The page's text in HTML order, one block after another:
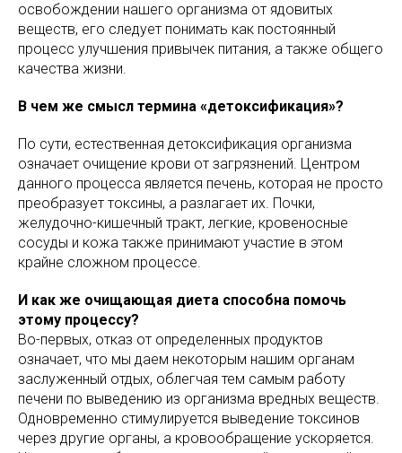
освобождении нашего организма от ядовитых
веществ, его следует понимать как постоянный
процесс улучшения привычек питания, а также общего
качества жизни.
В чем же смысл термина «детоксификация»?
По сути, естественная детоксификация организма
означает очищение крови от загрязнений. Центром
данного процесса является печень, которая не просто
преобразует токсины, а разлагает их. Почки,
желудочно-кишечный тракт, легкие, кровеносные
сосуды и кожа также принимают участие в этом
крайне сложном процессе.
И как же очищающая диета способна помочь
этому процессу?
Во-первых, отказ от определенных продуктов
означает, что мы даем некоторым нашим органам
заслуженный отдых, облегчая тем самым работу
печени по выведению из организма вредных веществ.
Одновременно стимулируется выведение токсинов
через другие органы, а кровообращение ускоряется.